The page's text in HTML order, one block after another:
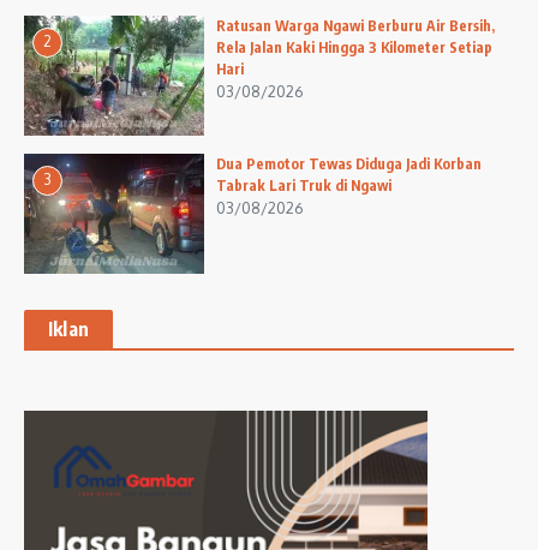
2
Ratusan Warga Ngawi Berburu Air Bersih,
Rela Jalan Kaki Hingga 3 Kilometer Setiap
Hari
03/08/2026
3
Dua Pemotor Tewas Diduga Jadi Korban
Tabrak Lari Truk di Ngawi
03/08/2026
Iklan